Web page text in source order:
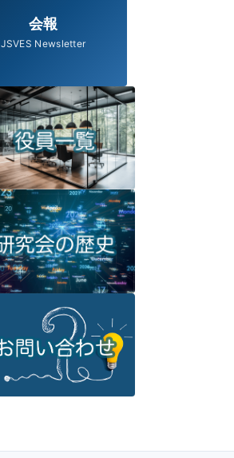
会報
JSVES Newsletter